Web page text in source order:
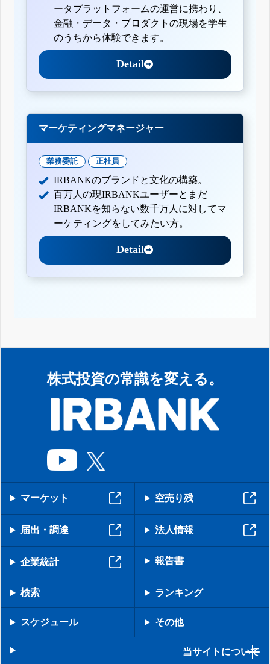
ータプラットフォームの運営に携わり、
金融・データ・プロダクトの現場を学生
のうちから体験できます。
Detail
マーケティングマネージャー
業務委託 正社員
IRBANKのブランドと文化の構築。
百万人の現IRBANKユーザーとまだ
IRBANKを知らない数千万人に対してマ
ーケティングをしてみたい方。
Detail
株式投資の常識を変える。
マーケット 空売り残
届出・調達 法人情報
企業統計 報告書
検索 ランキング
スケジュール その他
当サイトについて